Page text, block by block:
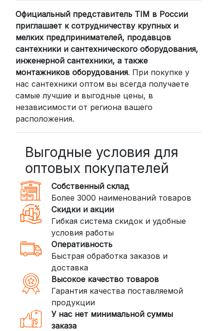
Для клиентов из других регионов
России мы сотрудничаем с
проверенными транспортными
компаниями:
СДЭК: Выбирайте доставку до
пункта выдачи (от 2 дней) или
курьером до двери (от 3 дней).
Стоимость начинается от300
рублей
пунктов выдачи или курьером.
Сроки — от 2 дней, стоимость — от
350 рублей
DPD: Международная служба
доставки, которая работает и
внутри России. Сроки — от 2 дней,
стоимость — от 400 рублей
3. Доставка крупногабаритных грузов
(ПЭК, КИТ, Байкал Сервис)
Если ваш заказ включает большие или
тяжелые товары, мы рекомендуем
воспользоваться услугами компаний,
специализирующихся на доставке
грузов:
Официальный представитель TIM в России
приглашает к сотрудничеству крупных и
мелких предпринимателей, продавцов
сантехники и сантехнического оборудования,
инженерной сантехники, а также
монтажников оборудования. При покупке у
нас сантехники оптом вы всегда получаете
самые лучшие и выгодные цены, в
независимости от региона вашего
расположения.
Выгодные условия для
оптовых покупателей
Собственный склад
Более 3000 наименований товаров
Скидки и акции
Гибкая система скидок и удобные
условия работы
Оперативность
Быстрая обработка заказов и
доставка
Высокое качество товаров
Гарантия качества поставляемой
продукции
У нас нет минимальной суммы
заказа